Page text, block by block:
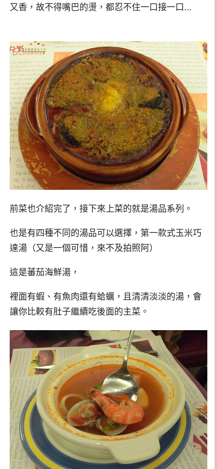
又香，故不得嘴巴的燙，都忍不住一口接一口…
前菜也介紹完了，接下來上菜的就是湯品系列。
也是有四種不同的湯品可以選擇，第一款式玉米巧
達湯（又是一個可惜，來不及拍照阿）
這是蕃茄海鮮湯，
裡面有蝦、有魚肉還有蛤蠣，且清清淡淡的湯，會
讓你比較有肚子繼續吃後面的主菜。